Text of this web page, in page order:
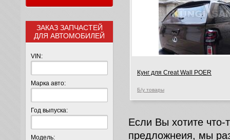
Кунг для Creat Wall POER
Б/у товары
Если Вы хотите что-
предложнеия, мы
ЗАКАЗ ЗАПЧАСТЕЙ
ДЛЯ АВТОМОБИЛЕЙ
VIN:
Марка авто:
Год выпуска:
Модель: